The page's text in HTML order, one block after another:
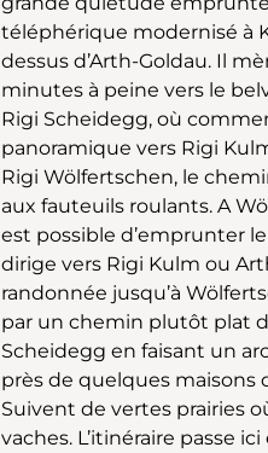
téléphérique modernisé à
dessus d’Arth-Goldau. Il
minutes à peine vers le
Rigi Scheidegg, où
panoramique vers Rigi
Rigi Wölfertschen, le
aux fauteuils roulants. A
est possible d’emprunter
dirige vers Rigi Kulm ou
randonnée jusqu’à
par un chemin plutôt plat
Scheidegg en faisant un
près de quelques maisons
Suivent de vertes prairies
vaches. L’itinéraire passe
en un étroit sentier qui
raide vers Staffel. Par la suite,
sa forte déclivité. Les
nombreux à parcourir à
trajet entre Kulm et Staffel.
vue s’ouvre de tous
Zoug, de Lauerz puis à
Quatre-Cantons sont bien
marcheurs, essoufflés
peuvent maintenant faire
profiter de la vue, par
l’une des nombreuses
montagne présentes